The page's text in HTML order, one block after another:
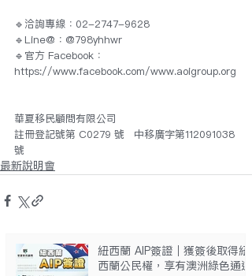
🔹洽詢專線：02-2747-9628
🔹Line@：@798yhhwr
🔹官方 Facebook：
https://www.facebook.com/www.aoigroup.org
華夏移民顧問有限公司
註冊登記號第 C0279 號   中移廣字第112091038
號
最新說明會
紐西蘭 AIP簽證｜獲簽後取得紐
西蘭公民權，享有澳洲綠色通道